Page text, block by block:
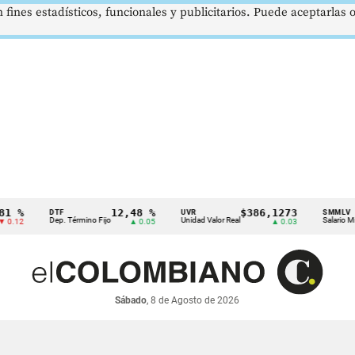
DTF
Dep. Término Fijo
12,48 %
▲ 0.05
UVR
Unidad Valor Real
$386,1273 SMMLV
Salario Mínimo
Sábado, 8 de Agosto de 2026
estadísticos, funcionales y publicitarios. Puede aceptarlas